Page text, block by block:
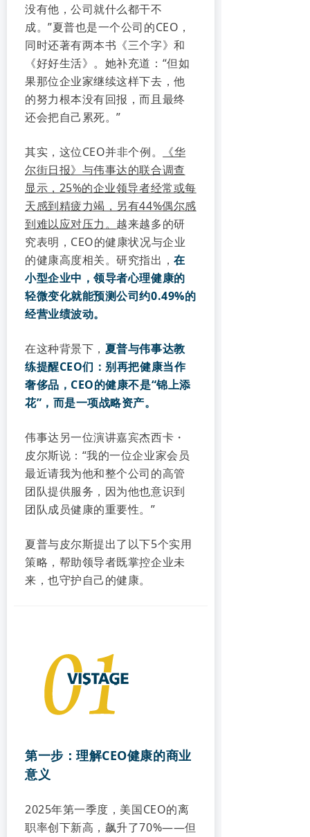
没有他，公司就什么都干不
成。”夏普也是一个公司的CEO，
同时还著有两本书《三个字》和
《好好生活》。她补充道：“但如
果那位企业家继续这样下去，他
的努力根本没有回报，而且最终
还会把自己累死。”
其实，这位CEO并非个例。
《华
尔街日报》与伟事达的联合调查
显示，25%的企业领导者经常或每
天感到精疲力竭，另有44%偶尔感
到难以应对压力。 越来越多的研
究表明，CEO的健康状况与企业
的健康高度相关。研究指出，在
小型企业中，领导者心理健康的
轻微变化就能预测公司约0.49%的
经营业绩波动。
在这种背景下， 夏普与伟事达教
练提醒CEO们：别再把健康当作
奢侈品，CEO的健康不是“锦上添
花”，而是一项战略资产。
伟事达另一位演讲嘉宾杰西卡・
皮尔斯说：“我的一位企业家会员
最近请我为他和整个公司的高管
团队提供服务，因为他也意识到
团队成员健康的重要性。”
夏普与皮尔斯提出了以下5个实用
策略，帮助领导者既掌控企业未
来，也守护自己的健康。
第一步：理解CEO健康的商业
意义
2025年第一季度，美国CEO的离
职率创下新高，飙升了70%——但